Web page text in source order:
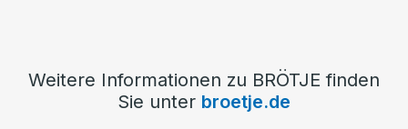
Weitere Informationen zu BRÖTJE finden
Sie unter broetje.de